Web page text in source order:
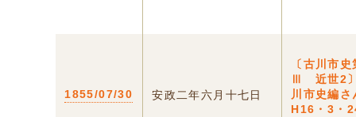
1855/07/30 安政二年六月十七日
〔古川市
Ⅲ 近世2
川市史編
H16・3・